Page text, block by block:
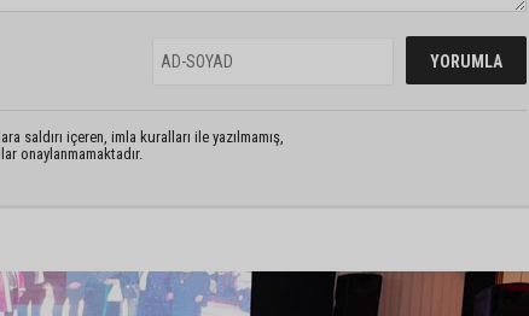
saldırı içeren, imla kuralları ile yazılmamış,
onaylanmamaktadır.